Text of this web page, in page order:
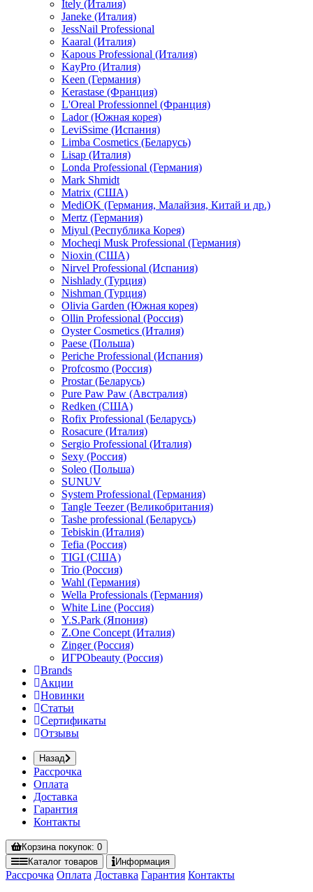
Itely (Италия)
Janeke (Италия)
JessNail Professional
Kaaral (Италия)
Kapous Professional (Италия)
KayPro (Италия)
Keen (Германия)
Kerastase (Франция)
L'Oreal Professionnel (Франция)
Lador (Южная корея)
LeviSsime (Испания)
Limba Cosmetics (Беларусь)
Lisap (Италия)
Londa Professional (Германия)
Mark Shmidt
Matrix (США)
MediOK (Германия, Малайзия, Китай и др.)
Mertz (Германия)
Miyul (Республика Корея)
Mocheqi Musk Professional (Германия)
Nioxin (США)
Nirvel Professional (Испания)
Nishlady (Турция)
Nishman (Турция)
Olivia Garden (Южная корея)
Ollin Professional (Россия)
Oyster Cosmetics (Италия)
Paese (Польша)
Periche Professional (Испания)
Profcosmo (Россия)
Prostar (Беларусь)
Pure Paw Paw (Австралия)
Redken (США)
Rofix Professional (Беларусь)
Rosacure (Италия)
Sergio Professional (Италия)
Sexy (Россия)
Soleo (Польша)
SUNUV
System Professional (Германия)
Tangle Teezer (Великобритания)
Tashe professional (Беларусь)
Tebiskin (Италия)
Tefia (Россия)
TIGI (США)
Trio (Россия)
Wahl (Германия)
Wella Professionals (Германия)
White Line (Россия)
Y.S.Park (Япония)
Z.One Concept (Италия)
Zinger (Россия)
ИГРОbeauty (Россия)
Brands
Акции
Новинки
Статьи
Сертификаты
Отзывы
Назад
Рассрочка
Оплата
Доставка
Гарантия
Контакты
Корзинапокупок: 0
Каталог товаров Информация
Рассрочка Оплата Доставка Гарантия Контакты